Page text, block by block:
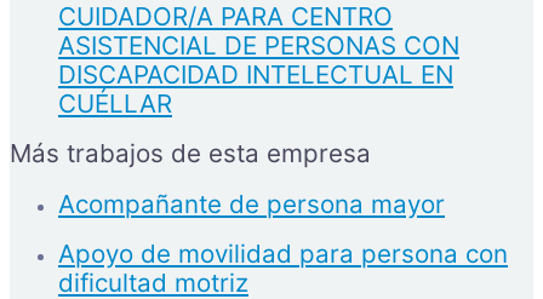
CUIDADOR/A PARA CENTRO
ASISTENCIAL DE PERSONAS CON
DISCAPACIDAD INTELECTUAL EN
CUÉLLAR
Más trabajos de esta empresa
Acompañante de persona mayor
Apoyo de movilidad para persona con
dificultad motriz